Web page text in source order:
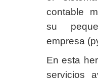
contable
su
empresa
En esta
servicios